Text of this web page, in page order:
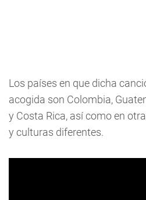
Los países en que dicha
acogida son Colombia,
y Costa Rica, así como en
y culturas diferentes.